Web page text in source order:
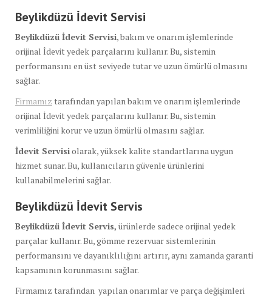
Beylikdüzü İdevit Servisi
Beylikdüzü İdevit Servisi, bakım ve onarım işlemlerinde
orijinal İdevit yedek parçalarını kullanır. Bu, sistemin
performansını en üst seviyede tutar ve uzun ömürlü olmasını
sağlar.
Firmamız tarafından yapılan bakım ve onarım işlemlerinde
orijinal İdevit yedek parçalarını kullanır. Bu, sistemin
verimliliğini korur ve uzun ömürlü olmasını sağlar.
İdevit Servisiolarak, yüksek kalite standartlarına uygun
hizmet sunar. Bu, kullanıcıların güvenle ürünlerini
kullanabilmelerini sağlar.
Beylikdüzü İdevit Servis
Beylikdüzü İdevit Servis, ürünlerde sadece orijinal yedek
parçalar kullanır. Bu, gömme rezervuar sistemlerinin
performansını ve dayanıklılığını artırır, aynı zamanda garanti
kapsamının korunmasını sağlar.
Firmamız tarafından yapılan onarımlar ve parça değişimleri